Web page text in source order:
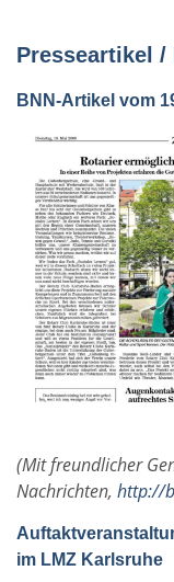
Presseartikel /
BNN-Artikel vom
(Mit freundlicher
Nachrichten, http://
im LMZ Karlsruhe